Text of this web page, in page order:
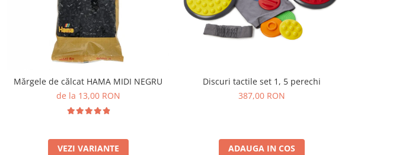
Mărgele de călcat HAMA MIDI NEGRU
de la 13,00 RON
VEZI VARIANTE
Discuri tactile set 1, 5 perechi
387,00 RON
ADAUGA IN COS